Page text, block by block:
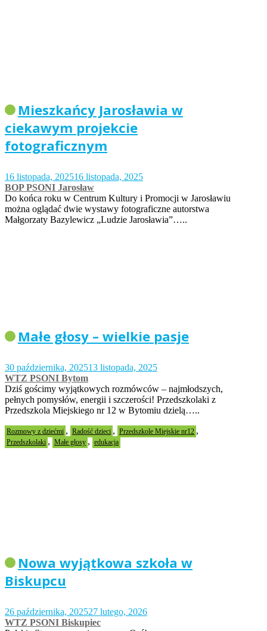
Mieszkańcy Jarosławia w
ciekawym projekcie
fotograficznym
16 listopada, 202516 listopada, 2025
BOP PSONI Jarosław
Do końca roku w Centrum Kultury i Promocji w Jarosławiu
można oglądać dwie wystawy fotograficzne autorstwa
Małgorzaty Bazylewicz „Ludzie Jarosławia”…..
Małe głosy – wielkie pasje
30 października, 202513 listopada, 2025
WTZ PSONI Bytom
Dziś gościmy wyjątkowych rozmówców – najmłodszych,
pełnych pomysłów, energii i szczerości! Przedszkolaki z
Przedszkola Miejskiego nr 12 w Bytomiu dzielą…..
Rozmowy z dziećmi , Radość dzieci , Przedszkole Miejskie nr12 ,
Przedszkolaki , Małe głosy , edukacja
Nowa wyjątkowa szkoła w
Biskupcu
26 października, 202527 lutego, 2026
WTZ PSONI Biskupiec